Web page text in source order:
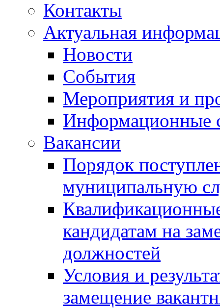
Контакты
Актуальная
Новости
События
Мероприятия и
Информационные
Вакансии
Порядок
муниципальную
кандидатам на
должностей
Условия и
замещение